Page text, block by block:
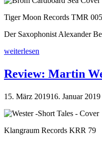
Tiger Moon Records TMR 005
Der Saxophonist Alexander
weiterlesen
Review: Martin
15. März 201916. Januar 2019
Klangraum Records KRR 79